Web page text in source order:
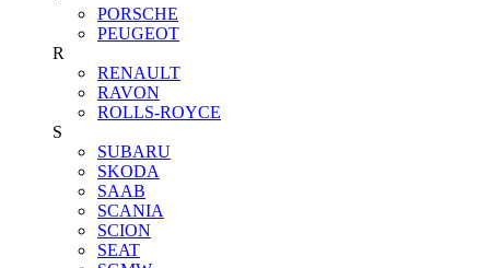
PORSCHE
PEUGEOT
R
RENAULT
RAVON
ROLLS-ROYCE
S
SUBARU
SKODA
SAAB
SCANIA
SCION
SEAT